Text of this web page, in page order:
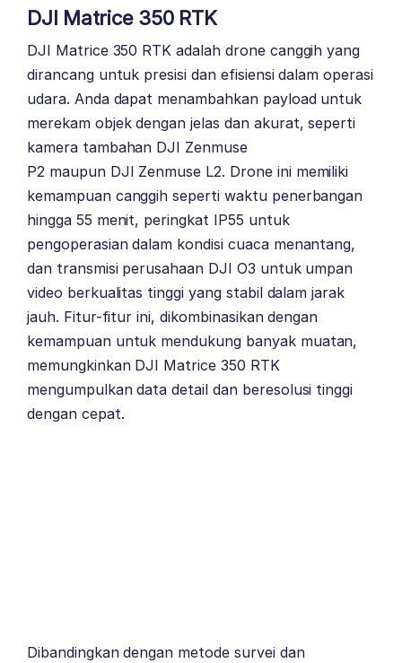
DJI Matrice 350 RTK
DJI Matrice 350 RTK adalah drone canggih yang
dirancang untuk presisi dan efisiensi dalam operasi
udara. Anda dapat menambahkan payload untuk
merekam objek dengan jelas dan akurat, seperti
kamera tambahan DJI Zenmuse
P2 maupun DJI Zenmuse L2. Drone ini memiliki
kemampuan canggih seperti waktu penerbangan
hingga 55 menit, peringkat IP55 untuk
pengoperasian dalam kondisi cuaca menantang,
dan transmisi perusahaan DJI O3 untuk umpan
video berkualitas tinggi yang stabil dalam jarak
jauh. Fitur-fitur ini, dikombinasikan dengan
kemampuan untuk mendukung banyak muatan,
memungkinkan DJI Matrice 350 RTK
mengumpulkan data detail dan beresolusi tinggi
dengan cepat.
Dibandingkan dengan metode survei dan